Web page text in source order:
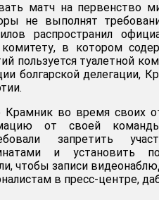
матч на первенство
не выполнят
распространил
в котором
пользуется туалетной
болгарской делегации,
во время своих
от своей
запретить
и установить
чтобы записи
в пресс-центре,